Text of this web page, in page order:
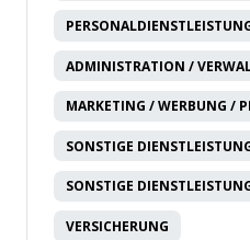
ADMINISTRATION /
MARKETING / WERBUNG /
SONSTIGE
SONSTIGE
VERSICHERUNG